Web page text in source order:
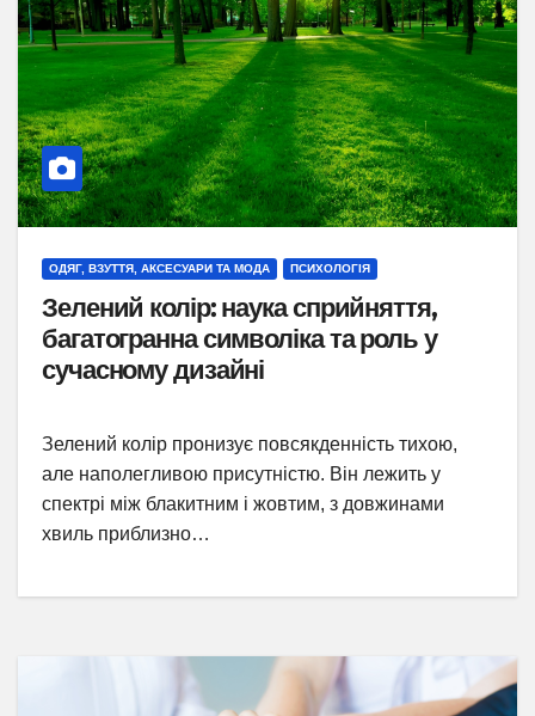
ОДЯГ, ВЗУТТЯ, АКСЕСУАРИ ТА МОДА ПСИХОЛОГІЯ
Зелений колір: наука сприйняття,
багатогранна символіка та роль у
сучасному дизайні
Зелений колір пронизує повсякденність тихою,
але наполегливою присутністю. Він лежить у
спектрі між блакитним і жовтим, з довжинами
хвиль приблизно…